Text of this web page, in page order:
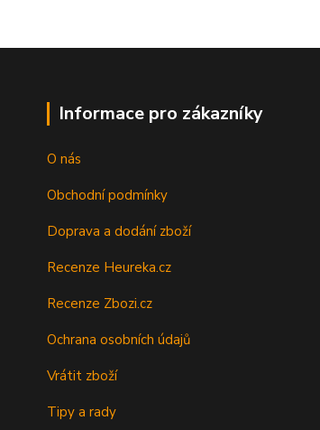
Informace pro zákazníky
O nás
Obchodní podmínky
Doprava a dodání zboží
Recenze Heureka.cz
Recenze Zbozi.cz
Ochrana osobních údajů
Vrátit zboží
Tipy a rady